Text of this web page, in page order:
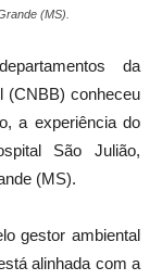
(MS).
da
(CNBB) conheceu
a experiência do
São Julião,
(MS).
gestor ambiental
alinhada com a